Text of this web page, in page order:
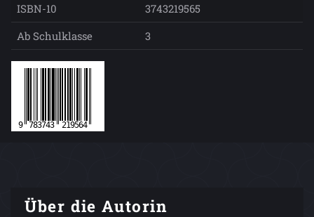
ISBN-10
3743219565
Ab Schulklasse
3
Über die Autorin